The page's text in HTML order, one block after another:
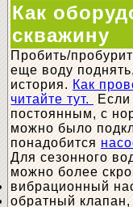
Как
скважину
Пробить/
еще воду
история. Как
читайте тут.
Если
постоянным, с
можно было
понадобится
Для сезонного
можно более
вибрационный
обратный клапан,